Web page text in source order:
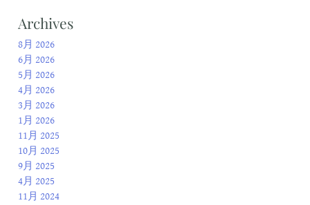
Archives
8月 2026
6月 2026
5月 2026
4月 2026
3月 2026
1月 2026
11月 2025
10月 2025
9月 2025
4月 2025
11月 2024